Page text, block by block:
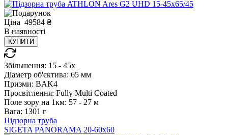
Ціна 49584 ₴
В наявності
КУПИТИ
Збільшення: 15 - 45x
Діаметр об'єктива: 65 мм
Призми: BAK4
Просвітлення: Fully Multi Coated
Поле зору на 1км: 57 - 27 м
Вага: 1301 г
Підзорна труба
SIGETA PANORAMA 20-60x60